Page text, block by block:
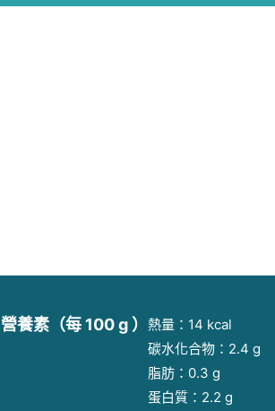
營養素（每 100 g ） 熱量：14 kcal
碳水化合物：2.4 g
脂肪：0.3 g
蛋白質：2.2 g